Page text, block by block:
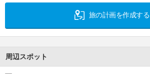
旅の計画を作成する
周辺スポット